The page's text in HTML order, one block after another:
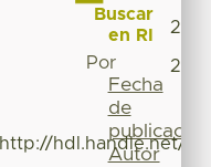
http://hdl.handle.net/
Buscar
en RI
Por
Fecha
de
publicación
Autor